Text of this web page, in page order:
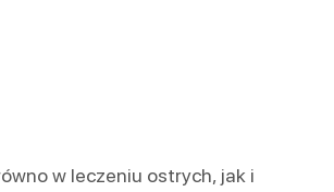
w leczeniu ostrych, jak i